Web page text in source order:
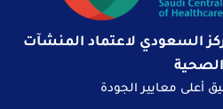
السعودي لاعتماد المنشآت
الصحية
أعلى معايير الجودة